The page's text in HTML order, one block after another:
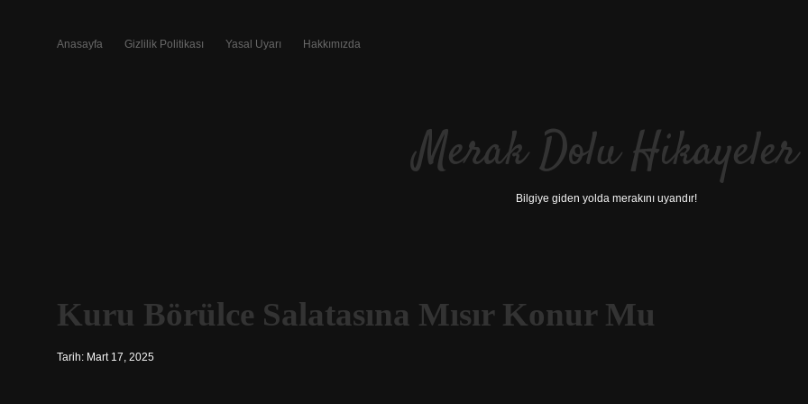
Anasayfa Gizlilik Politikası Yasal Uyarı Hakkımızda
Merak Dolu Hikayeler
Bilgiye giden yolda merakını uyandır!
Kuru Börülce Salatasına Mısır Konur Mu
Tarih: Mart 17, 2025